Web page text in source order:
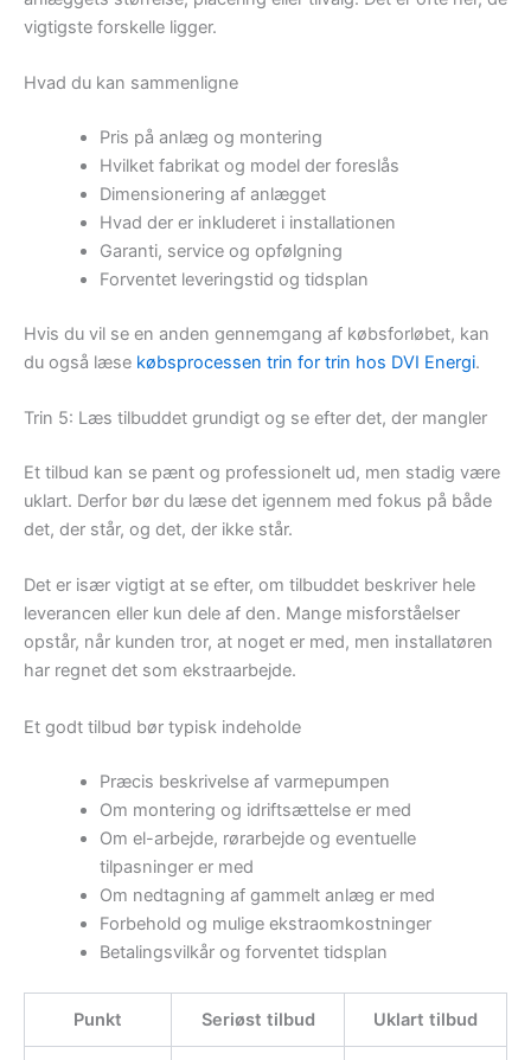
vigtigste forskelle ligger.
Hvad du kan sammenligne
Pris på anlæg og montering
Hvilket fabrikat og model der foreslås
Dimensionering af anlægget
Hvad der er inkluderet i installationen
Garanti, service og opfølgning
Forventet leveringstid og tidsplan
Hvis du vil se en anden gennemgang af købsforløbet, kan
du også læse købsprocessen trin for trin hos DVI Energi.
Trin 5: Læs tilbuddet grundigt og se efter det, der mangler
Et tilbud kan se pænt og professionelt ud, men stadig være
uklart. Derfor bør du læse det igennem med fokus på både
det, der står, og det, der ikke står.
Det er især vigtigt at se efter, om tilbuddet beskriver hele
leverancen eller kun dele af den. Mange misforståelser
opstår, når kunden tror, at noget er med, men installatøren
har regnet det som ekstraarbejde.
Et godt tilbud bør typisk indeholde
Præcis beskrivelse af varmepumpen
Om montering og idriftsættelse er med
Om el-arbejde, rørarbejde og eventuelle
tilpasninger er med
Om nedtagning af gammelt anlæg er med
Forbehold og mulige ekstraomkostninger
Betalingsvilkår og forventet tidsplan
Punkt Seriøst tilbud Uklart tilbud